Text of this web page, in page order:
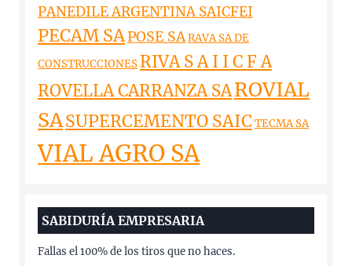
PANEDILE ARGENTINA SAICFEI
PECAM SAPOSE SARAVA SA DE
CONSTRUCCIONES RIVA S A I I C F A
ROVELLA CARRANZA SAROVIAL
SASUPERCEMENTO SAIC TECMA SA
VIAL AGRO SA
SABIDURÍA EMPRESARIA
Fallas el 100% de los tiros que no haces.